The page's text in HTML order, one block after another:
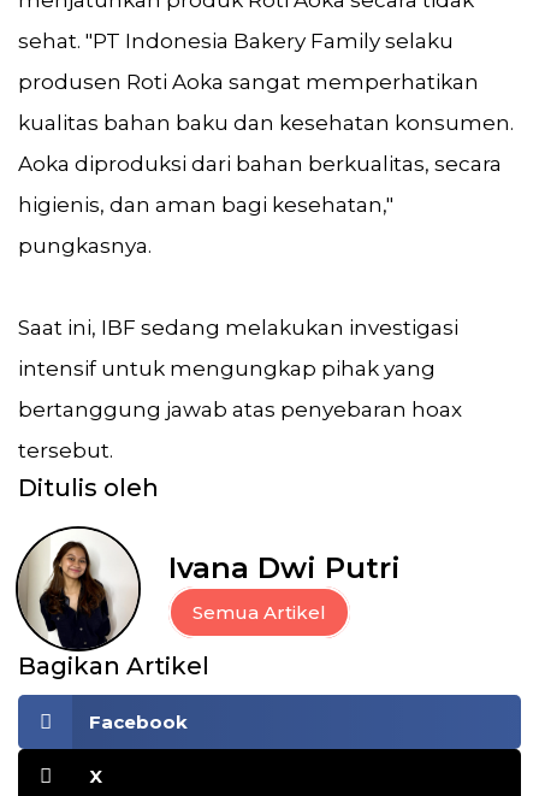
sehat. "PT Indonesia Bakery Family selaku
produsen Roti Aoka sangat memperhatikan
kualitas bahan baku dan kesehatan konsumen.
Aoka diproduksi dari bahan berkualitas, secara
higienis, dan aman bagi kesehatan,"
pungkasnya.
Saat ini, IBF sedang melakukan investigasi
intensif untuk mengungkap pihak yang
bertanggung jawab atas penyebaran hoax
tersebut.
Ditulis oleh
Ivana Dwi Putri
Semua Artikel
Bagikan Artikel
Facebook
X